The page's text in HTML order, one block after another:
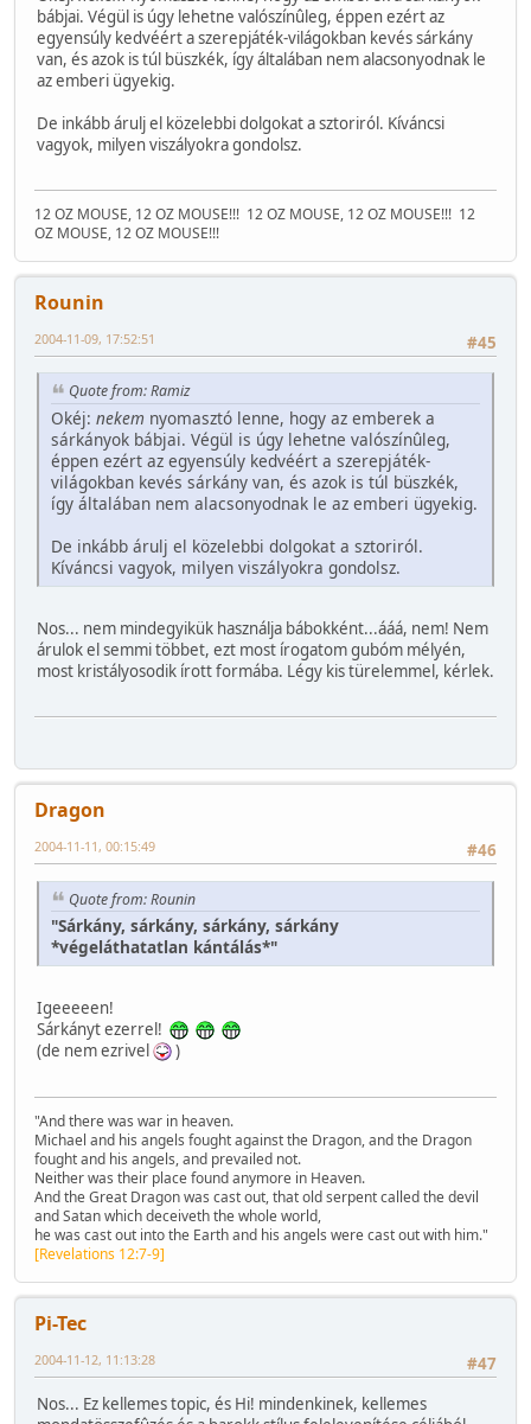
bábjai. Végül is úgy lehetne valószínûleg, éppen ezért az
egyensúly kedvéért a szerepjáték-világokban kevés sárkány
van, és azok is túl büszkék, így általában nem alacsonyodnak le
az emberi ügyekig.
De inkább árulj el közelebbi dolgokat a sztoriról. Kíváncsi
vagyok, milyen viszályokra gondolsz.
12 OZ MOUSE, 12 OZ MOUSE!!! 12 OZ MOUSE, 12 OZ MOUSE!!! 12
OZ MOUSE, 12 OZ MOUSE!!!
Rounin
#45
2004-11-09, 17:52:51
Quote from: Ramiz
Okéj: nekem nyomasztó lenne, hogy az emberek a
sárkányok bábjai. Végül is úgy lehetne valószínûleg,
éppen ezért az egyensúly kedvéért a szerepjáték-
világokban kevés sárkány van, és azok is túl büszkék,
így általában nem alacsonyodnak le az emberi ügyekig.
De inkább árulj el közelebbi dolgokat a sztoriról.
Kíváncsi vagyok, milyen viszályokra gondolsz.
Nos... nem mindegyikük használja bábokként...ááá, nem! Nem
árulok el semmi többet, ezt most írogatom gubóm mélyén,
most kristályosodik írott formába. Légy kis türelemmel, kérlek.
Dragon
#46
2004-11-11, 00:15:49
Quote from: Rounin
"Sárkány, sárkány, sárkány, sárkány
*végeláthatatlan kántálás*"
Igeeeeen!
Sárkányt ezerrel!
(de nem ezrivel
)
"And there was war in heaven.
Michael and his angels fought against the Dragon, and the Dragon
fought and his angels, and prevailed not.
Neither was their place found anymore in Heaven.
And the Great Dragon was cast out, that old serpent called the devil
and Satan which deceiveth the whole world,
he was cast out into the Earth and his angels were cast out with him."
[Revelations 12:7-9]
Pi-Tec
#47
2004-11-12, 11:13:28
Nos... Ez kellemes topic, és Hi! mindenkinek, kellemes